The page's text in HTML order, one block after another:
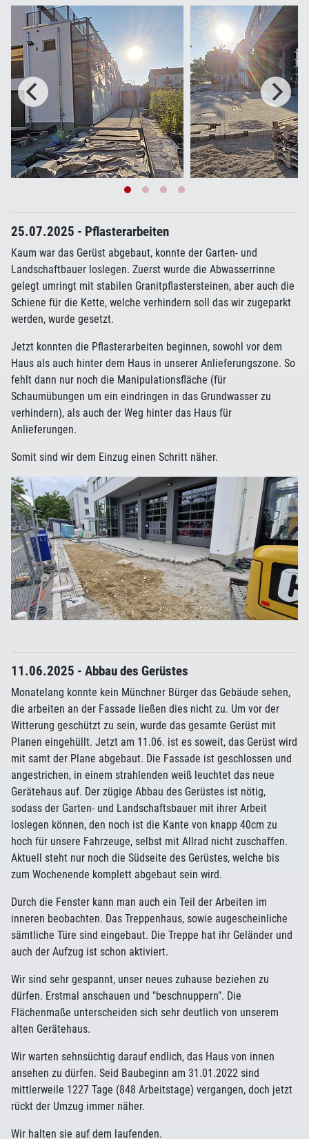
25.07.2025 - Pflasterarbeiten
Kaum war das Gerüst abgebaut, konnte der Garten- und
Landschaftbauer loslegen. Zuerst wurde die Abwasserrinne
gelegt umringt mit stabilen Granitpflastersteinen, aber auch die
Schiene für die Kette, welche verhindern soll das wir zugeparkt
werden, wurde gesetzt.
Jetzt konnten die Pflasterarbeiten beginnen, sowohl vor dem
Haus als auch hinter dem Haus in unserer Anlieferungszone. So
fehlt dann nur noch die Manipulationsfläche (für
Schaumübungen um ein eindringen in das Grundwasser zu
verhindern), als auch der Weg hinter das Haus für
Anlieferungen.
Somit sind wir dem Einzug einen Schritt näher.
11.06.2025 - Abbau des Gerüstes
Monatelang konnte kein Münchner Bürger das Gebäude sehen,
die arbeiten an der Fassade ließen dies nicht zu. Um vor der
Witterung geschützt zu sein, wurde das gesamte Gerüst mit
Planen eingehüllt. Jetzt am 11.06. ist es soweit, das Gerüst wird
mit samt der Plane abgebaut. Die Fassade ist geschlossen und
angestrichen, in einem strahlenden weiß leuchtet das neue
Gerätehaus auf. Der zügige Abbau des Gerüstes ist nötig,
sodass der Garten- und Landschaftsbauer mit ihrer Arbeit
loslegen können, den noch ist die Kante von knapp 40cm zu
hoch für unsere Fahrzeuge, selbst mit Allrad nicht zuschaffen.
Aktuell steht nur noch die Südseite des Gerüstes, welche bis
zum Wochenende komplett abgebaut sein wird.
Durch die Fenster kann man auch ein Teil der Arbeiten im
inneren beobachten. Das Treppenhaus, sowie augescheinliche
sämtliche Türe sind eingebaut. Die Treppe hat ihr Geländer und
auch der Aufzug ist schon aktiviert.
Wir sind sehr gespannt, unser neues zuhause beziehen zu
dürfen. Erstmal anschauen und "beschnuppern". Die
Flächenmaße unterscheiden sich sehr deutlich von unserem
alten Gerätehaus.
Wir warten sehnsüchtig darauf endlich, das Haus von innen
ansehen zu dürfen. Seid Baubeginn am 31.01.2022 sind
mittlerweile 1227 Tage (848 Arbeitstage) vergangen, doch jetzt
rückt der Umzug immer näher.
Wir halten sie auf dem laufenden.